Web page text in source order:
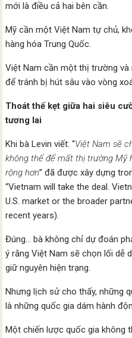
mới là điều cả hai bên cần.
Mỹ cần một Việt Nam tự chủ,
hàng hóa Trung Quốc.
Việt Nam cần một thị trường
để tránh bị hút sâu vào vòng
Thoát thế kẹt giữa hai siêu
tương lai
Khi bà Levin viết: “Việt Nam sẽ
không thể để mất thị trường Mỹ
rộng hơn” đã được xây dựng
“Vietnam will take the deal.
U.S. market or the broader
recent years).
Đúng… bà không chỉ dự đoán
ý rằng Việt Nam sẽ chọn lối dễ
giữ nguyên hiện trạng.
Nhưng lịch sử cho thấy, những
là những quốc gia dám hành
Một chiến lược quốc gia không